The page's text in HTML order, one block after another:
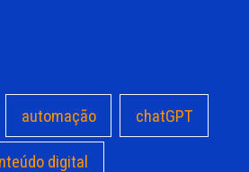
automação chatGPT
digital